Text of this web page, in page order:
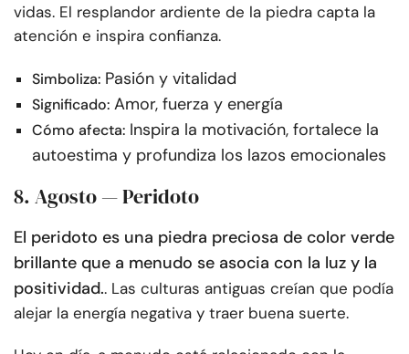
vidas. El resplandor ardiente de la piedra capta la
atención e inspira confianza.
Simboliza: Pasión y vitalidad
Significado: Amor, fuerza y energía
Cómo afecta: Inspira la motivación, fortalece la
autoestima y profundiza los lazos emocionales
8. Agosto — Peridoto
El peridoto es una piedra preciosa de color verde
brillante que a menudo se asocia con la luz y la
positividad.. Las culturas antiguas creían que podía
alejar la energía negativa y traer buena suerte.